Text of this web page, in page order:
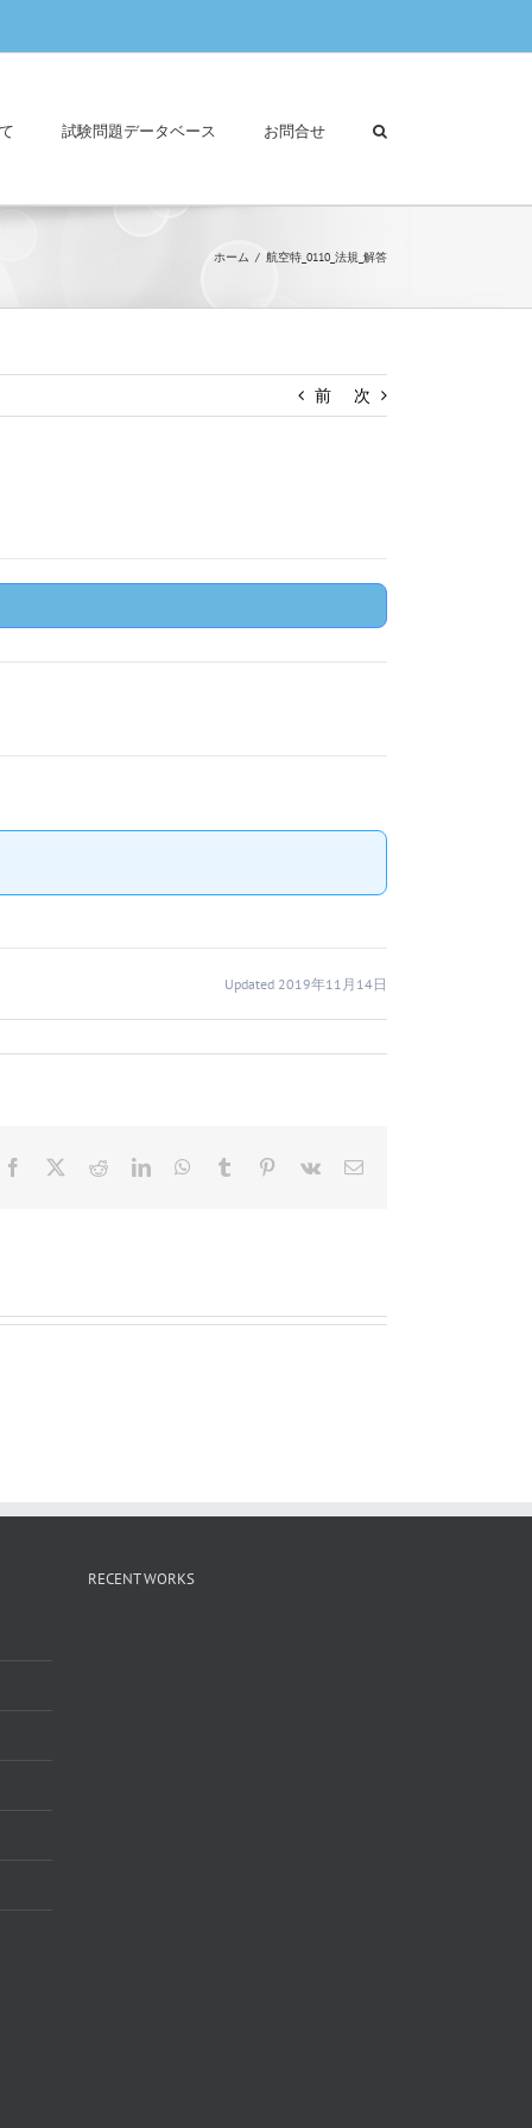
試験問題データベース お問合せ
ホーム 航空特_0110_法規_解答
前 次
Updated 2019年11月14日
Facebook RedditLinkedInWhatsApp
Tumblr Pinterest
Vk
電
RECENT WORKS